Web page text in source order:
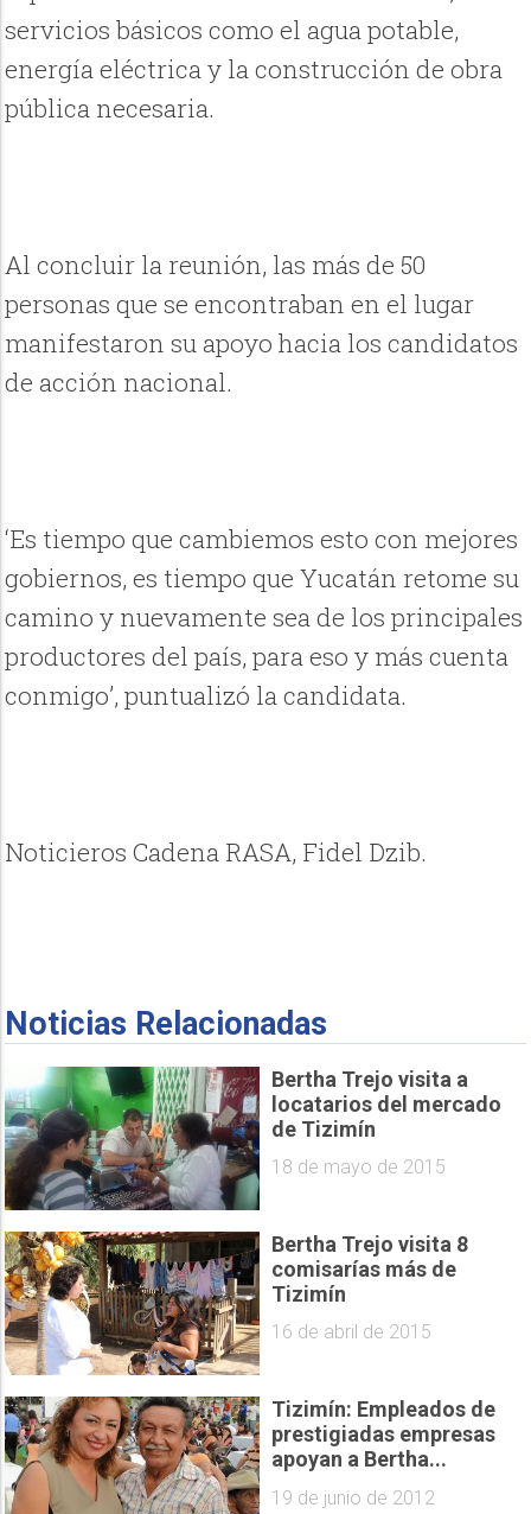
servicios básicos como el agua potable,
energía eléctrica y la construcción de obra
pública necesaria.
Al concluir la reunión, las más de 50
personas que se encontraban en el lugar
manifestaron su apoyo hacia los candidatos
de acción nacional.
‘Es tiempo que cambiemos esto con mejores
gobiernos, es tiempo que Yucatán retome su
camino y nuevamente sea de los principales
productores del país, para eso y más cuenta
conmigo’, puntualizó la candidata.
Noticieros Cadena RASA, Fidel Dzib.
Noticias Relacionadas
Bertha Trejo visita a
locatarios del mercado
de Tizimín
18 de mayo de 2015
Bertha Trejo visita 8
comisarías más de
Tizimín
16 de abril de 2015
Tizimín: Empleados de
prestigiadas empresas
apoyan a Bertha...
19 de junio de 2012